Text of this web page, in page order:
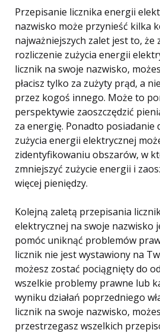
Przepisanie licznika energii
nazwisko może przynieść kilka
najważniejszych zalet jest to, że
rozliczenie zużycia energii
licznik na swoje nazwisko,
płacisz tylko za zużyty prąd, a
przez kogoś innego. Może to
perspektywie zaoszczędzić
za energię. Ponadto posiadanie
zużycia energii elektrycznej
zidentyfikowaniu obszarów, w
zmniejszyć zużycie energii i
więcej pieniędzy.
Kolejną zaletą przepisania
elektrycznej na swoje nazwisko
pomóc uniknąć problemów
licznik nie jest wystawiony na
możesz zostać pociągnięty do
wszelkie problemy prawne lub
wyniku działań poprzedniego
licznik na swoje nazwisko,
przestrzegasz wszelkich